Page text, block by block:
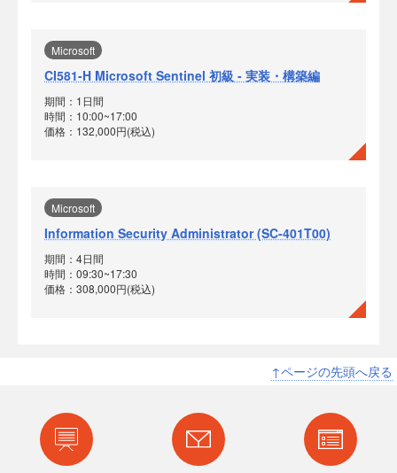
Microsoft
CI581-H Microsoft Sentinel 初級 - 実装・構築編
期間：1日間
時間：10:00~17:00
価格：132,000円(税込)
Microsoft
Information Security Administrator (SC-401T00)
期間：4日間
時間：09:30~17:30
価格：308,000円(税込)
↑ページの先頭へ戻る